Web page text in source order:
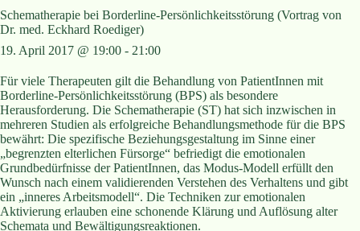
Schematherapie bei Borderline-Persönlichkeitsstörung (Vortrag von
Dr. med. Eckhard Roediger)
19. April 2017 @ 19:00 - 21:00
Für viele Therapeuten gilt die Behandlung von PatientInnen mit
Borderline-Persönlichkeitsstörung (BPS) als besondere
Herausforderung. Die Schematherapie (ST) hat sich inzwischen in
mehreren Studien als erfolgreiche Behandlungsmethode für die BPS
bewährt: Die spezifische Beziehungsgestaltung im Sinne einer
„begrenzten elterlichen Fürsorge“ befriedigt die emotionalen
Grundbedürfnisse der PatientInnen, das Modus-Modell erfüllt den
Wunsch nach einem validierenden Verstehen des Verhaltens und gibt
ein „inneres Arbeitsmodell“. Die Techniken zur emotionalen
Aktivierung erlauben eine schonende Klärung und Auflösung alter
Schemata und Bewältigungsreaktionen.